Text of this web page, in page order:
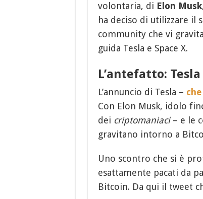
volontaria, di Elon Musk
ha deciso di utilizzare il
community che vi
guida Tesla e Space X.
L’antefatto:
L’annuncio di Tesla –
Con Elon Musk, idolo
dei criptomaniaci– e le
gravitano intorno a
Uno scontro che si è
esattamente pacati da
Bitcoin. Da qui il tweet